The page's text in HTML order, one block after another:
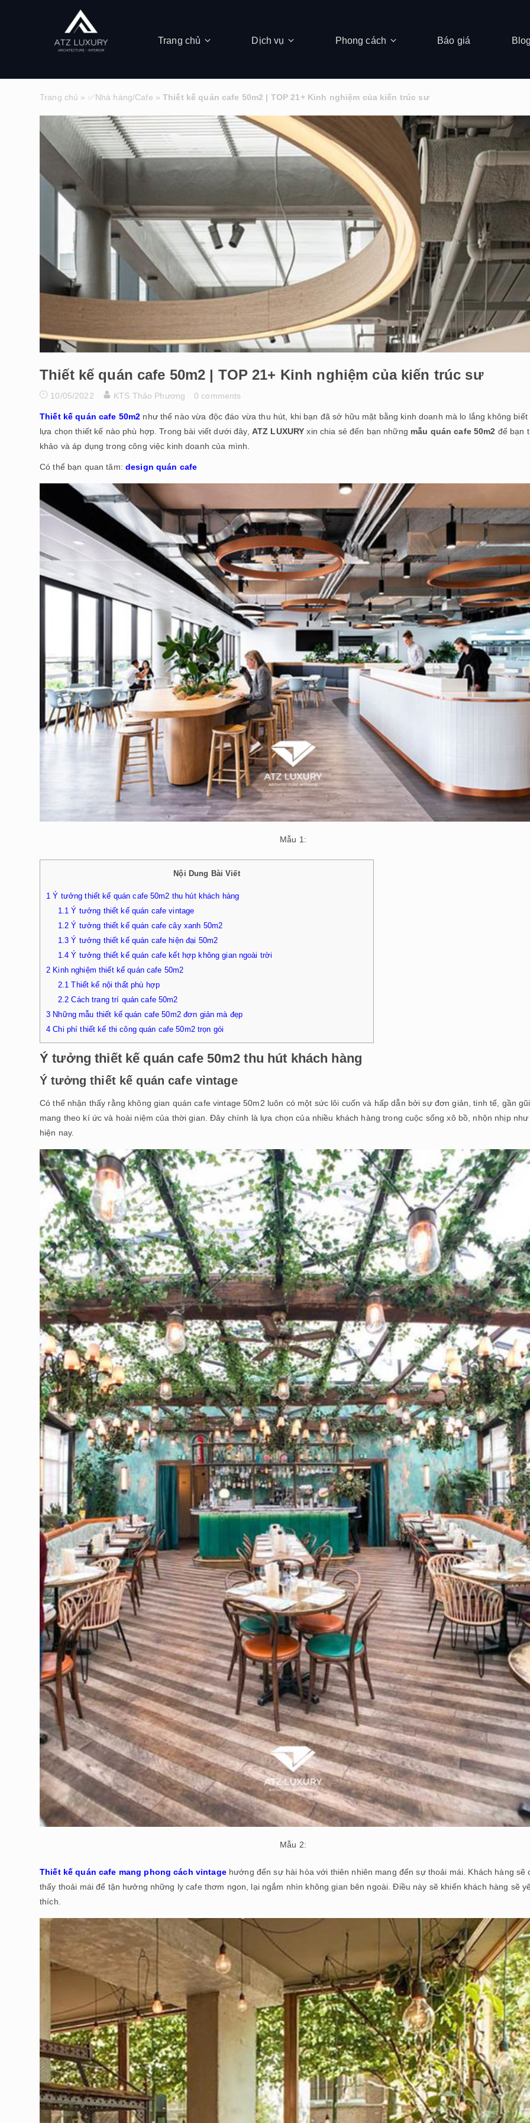
Trang chủ Dịch vụ Phong cách Báo giá
Trang chủ » ✅Nhà hàng/Cafe »Thiết kế quán cafe 50m2 | TOP 21+ Kinh nghiệm của kiến trúc sư
Thiết kế quán cafe 50m2 | TOP 21+ Kinh nghiệm của kiến trúc sư
10/05/2022 KTS Thảo Phương 0 comments
Thiết kế quán cafe 50m2 như thế nào vừa độc đáo vừa thu hút, khi bạn đã sở hữu mặt bằng kinh doanh mà lo lắng không biết
lựa chọn thiết kế nào phù hợp. Trong bài viết dưới đây, ATZ LUXURY xin chia sẻ đến bạn những mẫu quán cafe 50m2 để bạn
khảo và áp dụng trong công việc kinh doanh của mình.
Có thể bạn quan tâm: design quán cafe
Mẫu 1:
Nội Dung Bài Viết
1 Ý tưởng thiết kế quán cafe 50m2 thu hút khách hàng
1.1 Ý tưởng thiết kế quán cafe vintage
1.2 Ý tưởng thiết kế quán cafe cây xanh 50m2
1.3 Ý tưởng thiết kế quán cafe hiện đại 50m2
1.4 Ý tưởng thiết kế quán cafe kết hợp không gian ngoài trời
2 Kinh nghiệm thiết kế quán cafe 50m2
2.1 Thiết kế nội thất phù hợp
2.2 Cách trang trí quán cafe 50m2
3 Những mẫu thiết kế quán cafe 50m2 đơn giản mà đẹp
4 Chi phí thiết kế thi công quán cafe 50m2 trọn gói
Ý tưởng thiết kế quán cafe 50m2 thu hút khách hàng
Ý tưởng thiết kế quán cafe vintage
Có thể nhận thấy rằng không gian quán cafe vintage 50m2 luôn có một sức lôi cuốn và hấp dẫn bởi sự đơn giản, tinh tế, gần gũi
mang theo kí ức và hoài niệm của thời gian. Đây chính là lựa chọn của nhiều khách hàng trong cuộc sống xô bồ, nhộn nhịp như
hiện nay.
Mẫu 2:
Thiết kế quán cafe mang phong cách vintagehướng đến sự hài hòa với thiên nhiên mang đến sự thoải mái. Khách hàng sẽ
thấy thoải mái để tận hưởng những ly cafe thơm ngon, lại ngắm nhìn không gian bên ngoài. Điều này sẽ khiến khách hàng sẽ
thích.